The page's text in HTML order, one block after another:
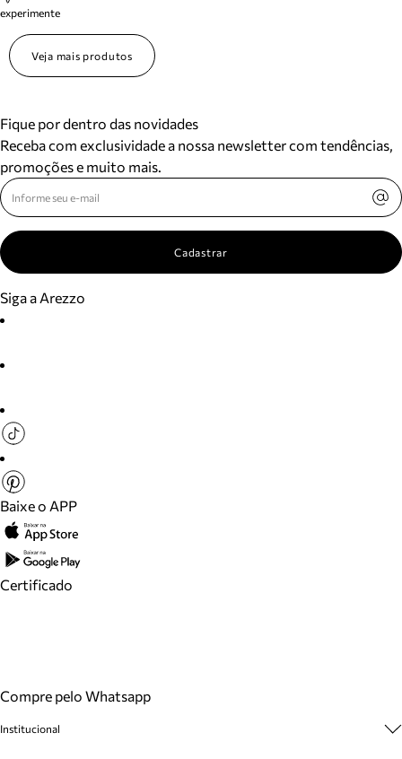
experimente
Veja mais produtos
Fique por dentro das novidades
Receba com exclusividade a nossa newsletter com tendências,
promoções e muito mais.
Cadastrar
Siga a Arezzo
Baixe o APP
Certificado
Compre pelo Whatsapp
Institucional